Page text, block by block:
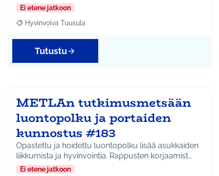
Ei etene jatkoon
Rajaa tulokset aihepiirin mukaan: Hyvinvoiva Tuusula
Hyvinvoiva Tuusula
Tutustu
METLAn tutkimusmetsään
luontopolku ja portaiden
kunnostus #183
Opastettu ja hoidettu luontopolku lisää asukkaiden
liikkumista ja hyvinvointia. Rappusten korjaamist…
Ei etene jatkoon